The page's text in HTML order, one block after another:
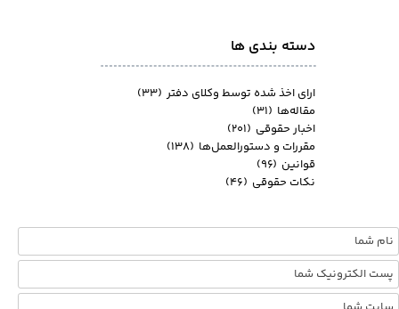
دسته بندی ها
ارای اخذ شده توسط وکلای دفتر (۳۳)
مقاله‌ها (۳۱)
اخبار حقوقی (۲۰۱)
مقررات و دستورالعمل‌ها (۱۳۸)
قوانین (۹۶)
نکات حقوقی (۴۶)